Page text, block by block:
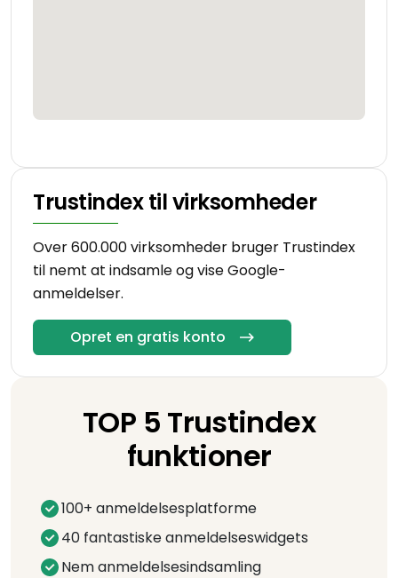
Trustindex til virksomheder
Over 600.000 virksomheder bruger Trustindex
til nemt at indsamle og vise Google-
anmeldelser.
Opret en gratis konto
TOP 5 Trustindex
funktioner
100+ anmeldelsesplatforme
40 fantastiske anmeldelseswidgets
Nem anmeldelsesindsamling